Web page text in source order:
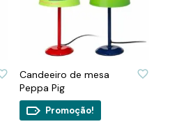
ADICIONAR À LISTA DE DESEJOS
Candeeiro de mesa
Peppa Pig
Promoção!